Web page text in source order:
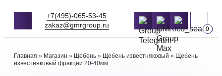
+7(495)-065-53-45
zakaz@gmrgroup.ru
0
Главная » Магазин » Щебень » Щебень известняковый » Щебень
известняковый фракции 20-40мм